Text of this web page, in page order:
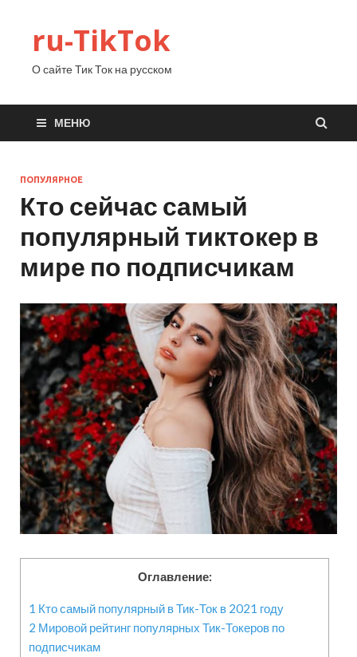
ru-TikTok
О сайте Тик Ток на русском
МЕНЮ
ПОПУЛЯРНОЕ
Кто сейчас самый
популярный тиктокер в
мире по подписчикам
Оглавление:
1 Кто самый популярный в Тик-Ток в 2021 году
2 Мировой рейтинг популярных Тик-Токеров по
подписчикам